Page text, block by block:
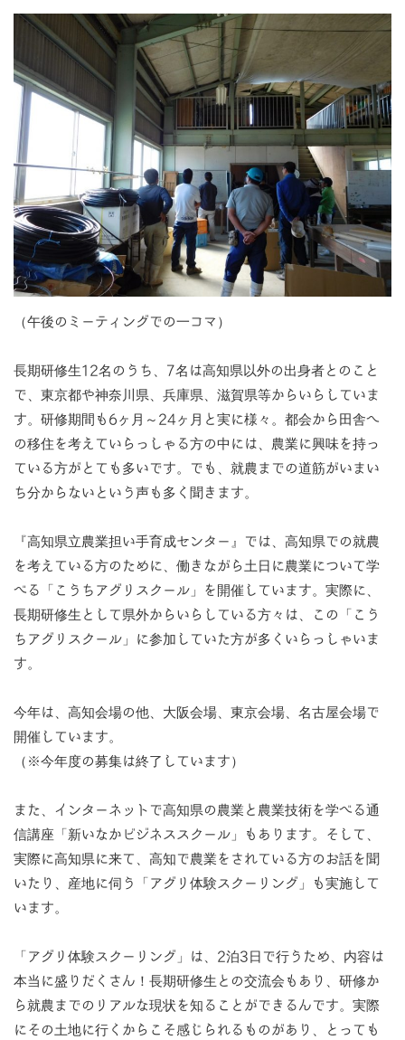
（午後のミーティングでの一コマ）
長期研修生12名のうち、7名は高知県以外の出身者とのこと
で、東京都や神奈川県、兵庫県、滋賀県等からいらしていま
す。研修期間も6ヶ月～24ヶ月と実に様々。都会から田舎へ
の移住を考えていらっしゃる方の中には、農業に興味を持っ
ている方がとても多いです。でも、就農までの道筋がいまい
ち分からないという声も多く聞きます。
『高知県立農業担い手育成センター』では、高知県での就農
を考えている方のために、働きながら土日に農業について学
べる「こうちアグリスクール」を開催しています。実際に、
長期研修生として県外からいらしている方々は、この「こう
ちアグリスクール」に参加していた方が多くいらっしゃいま
す。
今年は、高知会場の他、大阪会場、東京会場、名古屋会場で
開催しています。
（※今年度の募集は終了しています）
また、インターネットで高知県の農業と農業技術を学べる通
信講座「新いなかビジネススクール」もあります。そして、
実際に高知県に来て、高知で農業をされている方のお話を聞
いたり、産地に伺う「アグリ体験スクーリング」も実施して
います。
「アグリ体験スクーリング」は、2泊3日で行うため、内容は
本当に盛りだくさん！長期研修生との交流会もあり、研修か
ら就農までのリアルな現状を知ることができるんです。実際
にその土地に行くからこそ感じられるものがあり、とっても